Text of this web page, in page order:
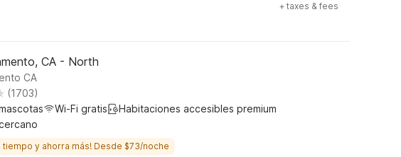
+ taxes & fees
CA - North
CA
(1703)
Wi-Fi gratis
Habitaciones accesibles premium
tiempo y ahorra más! Desde $73/noche